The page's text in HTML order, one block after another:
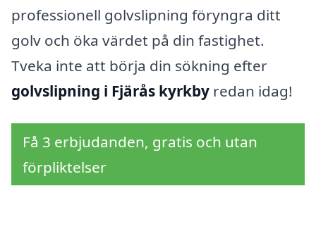
professionell golvslipning föryngra ditt
golv och öka värdet på din fastighet.
Tveka inte att börja din sökning efter
golvslipning i Fjärås kyrkby redan idag!
Få 3 erbjudanden, gratis och utan
förpliktelser